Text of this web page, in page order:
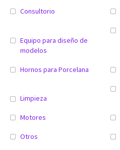
Consultorio
Equipo para diseño de
modelos
Hornos para Porcelana
Limpieza
Motores
Otros